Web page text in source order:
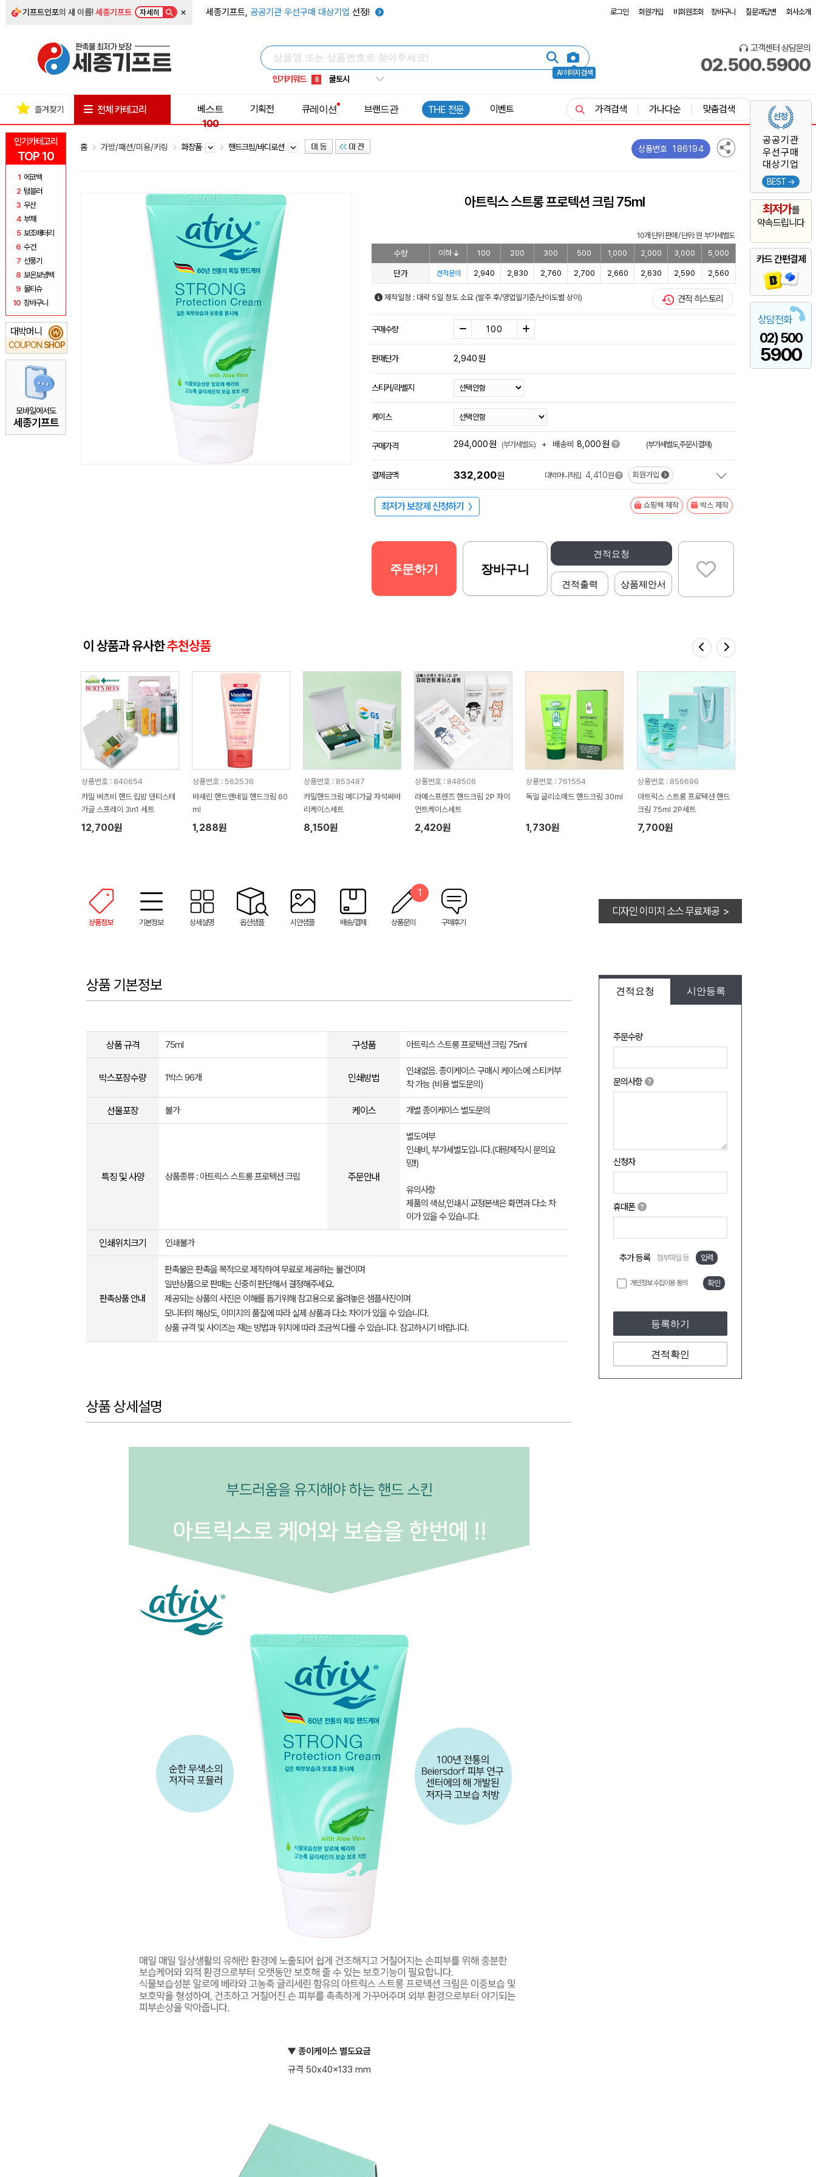
기프트인포의 새 이름!세종기프트 자세히 × 세종기프트, 공공기관 우선구매 대상기업 선정! 로그인 회원가입 비회원조회 장바구니 질문과답변 회사소개
AI 이미지 검색
인기키워드
5 키캡
8 쿨토시
9 넥쿨러
1 선풍기
고객센터 상담문의
02.500.5900
인기카테고리
TOP 10
1 에코백
2 텀블러
3 우산
4 부채
5 보조배터리
6 수건
7 선풍기
8 보온보냉백
9 물티슈
10 장바구니
대박머니
COUPON SHOP
₩
모바일에서도
세종기프트
공공기관
우선구매
대상기업
BEST →
최저가를
약속드립니다
카드 간편결제
상담전화
02) 500
5900
즐겨찾기 전체 카테고리
베스트
100
기획전 큐레이션 브랜드관 THE 전문 이벤트 가격검색 가나다순 맞춤검색
홈 가방/패션/미용/키링 화장품 핸드크림/바디로션 상품번호 186194
아트릭스 스트롱 프로텍션 크림 75ml
10개 단위 판매 / 단위: 원 부가세별도
수량 이하 100 200 300 500 1,000 2,000 3,000 5,000
단가 견적문의 2,940 2,830 2,760 2,700 2,660 2,630 2,590 2,560
제작일정 : 대략 5일 정도 소요 (발주 후/영업일기준/난이도별 상이) 견적 히스토리
구매수량
판매단가 2,940원
스티커/라벨지
케이스
구매가격 294,000원 (부가세별도) + 배송비 8,000원 (부가세별도,주문시결제)
결제금액 332,200원 대박머니적립 4,410원 회원가입
최저가 보장제 신청하기 〉 쇼핑백 제작 박스 제작
견적요청
견적출력 상품제안서
주문하기 장바구니
이 상품과 유사한추천상품
상품번호 : 840654
카밀 버츠비 핸드 립밤 덴티스테
가글 스프레이 3in1 세트
12,700원
상품번호 : 562536
바세린 핸드앤네일 핸드크림 60
ml
1,288원
상품번호 : 853487
카밀핸드크림 메디가글 자석싸바
리케이스세트
8,150원
상품번호 : 848506
라메스프렌즈 핸드크림 2P 자이
언트케이스세트
2,420원
상품번호 : 761554
독일 글리소메드 핸드크림 30ml
1,730원
상품번호 : 856696
아트릭스 스트롱 프로텍션 핸드
크림 75ml 2P세트
7,700원
상품정보 기본정보 상세설명 옵션샘플 시안샘플 배송/결제 상품문의
1
구매후기
디자인 이미지 소스 무료제공 >
견적요청 시안등록
주문수량
문의사항
신청자
휴대폰
추가 등록 첨부파일 등 입력
개인정보 수집이용 동의 확인
등록하기
견적확인
상품 기본정보
상품 규격 75ml 구성품 아트릭스 스트롱 프로텍션 크림 75ml
박스포장수량 1박스 96개 인쇄방법
인쇄없음. 종이케이스 구매시 케이스에 스티커부
착 가능 (비용 별도문의)
선물포장 불가 케이스 개별 종이케이스 별도문의
특징 및 사양 상품종류 : 아트릭스 스트롱 프로텍션 크림 주문안내
별도여부
인쇄비, 부가세별도입니다.(대량제작시 문의요
망!!)
유의사항
제품의 색상,인쇄시 교정본색은 화면과 다소 차
이가 있을 수 있습니다.
인쇄위치크기 인쇄불가
판촉상품 안내
판촉물은 판촉을 목적으로 제작하여 무료로 제공하는 물건이며
일반상품으로 판매는 신중히 판단해서 결정해주세요.
제공되는 상품의 사진은 이해를 돕기위해 참고용으로 올려놓은 샘플사진이며
모니터의 해상도, 이미지의 품질에 따라 실제 상품과 다소 차이가 있을 수 있습니다.
상품 규격 및 사이즈는 재는 방법과 위치에 따라 조금씩 다를 수 있습니다. 참고하시기 바랍니다.
상품 상세설명
▼ 종이케이스 별도요금
규격 50x40x133 mm